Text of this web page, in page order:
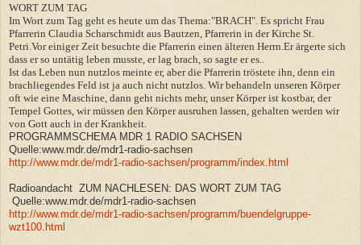
WORT ZUM TAG
Im Wort zum Tag geht es heute um das Thema:"BRACH". Es spricht Frau
Pfarrerin Claudia Scharschmidt aus Bautzen, Pfarrerin in der Kirche St.
Petri.Vor einiger Zeit besuchte die Pfarrerin einen älteren Herrn.Er ärgerte sich
dass er so untätig leben musste, er lag brach, so sagte er es..
Ist das Leben nun nutzlos meinte er, aber die Pfarrerin tröstete ihn, denn ein
brachliegendes Feld ist ja auch nicht nutzlos. Wir behandeln unseren Körper
oft wie eine Maschine, dann geht nichts mehr, unser Körper ist kostbar, der
Tempel Gottes, wir müssen den Körper ausruhen lassen, gehalten werden wir
von Gott auch in der Krankheit.
PROGRAMMSCHEMA MDR 1 RADIO SACHSEN
Quelle:www.mdr.de/mdr1-radio-sachsen
http://www.mdr.de/mdr1-radio-sachsen/programm/index.html
Radioandacht ZUM NACHLESEN: DAS WORT ZUM TAG
Quelle:www.mdr.de/mdr1-radio-sachsen
http://www.mdr.de/mdr1-radio-sachsen/programm/buendelgruppe-
wzt100.html